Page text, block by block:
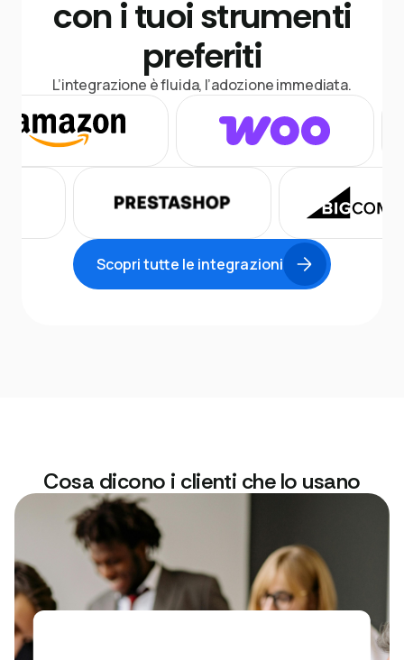
con i tuoi strumenti
preferiti
L’integrazione è fluida, l’adozione immediata.
Scopri tutte le integrazioni
Cosa dicono i clienti che lo usano